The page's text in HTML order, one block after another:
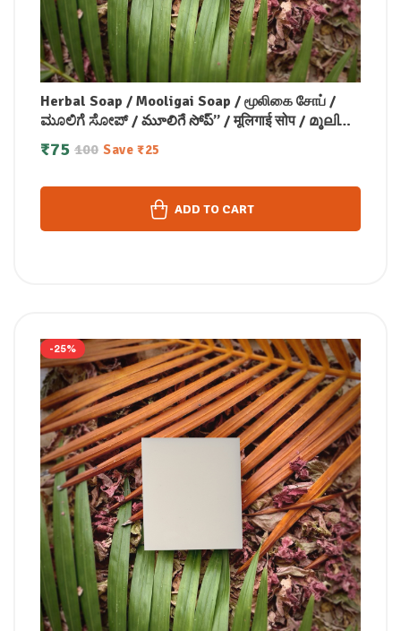
Herbal Soap / Mooligai Soap / மூலிகை சோப் /
ಮೂಲಿಗೆ ಸೋಪ್ / మూలిగే సోప్” / मूलिगाई सोप / മൂലിഗ
സോപ്പ്(100 GM)
100
₹75 Save ₹25
ADD TO CART
-25%